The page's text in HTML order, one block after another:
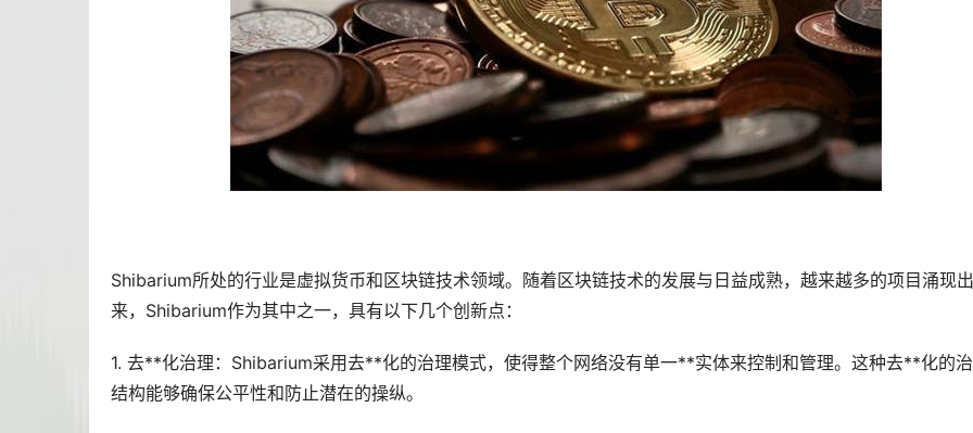
Shibarium所处的行业是虚拟货币和区块链技术领域。随着区块链技术的发展与日益成熟，越来越多的项目涌现出
来，Shibarium作为其中之一，具有以下几个创新点：
1. 去**化治理：Shibarium采用去**化的治理模式，使得整个网络没有单一**实体来控制和管理。这种去**化的
结构能够确保公平性和防止潜在的操纵。